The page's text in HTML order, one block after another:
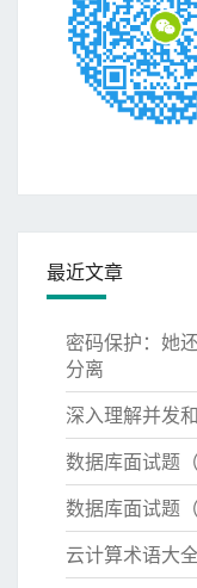
最近文章
密码保护：她
分离
深入理解并发
数据库面试题
数据库面试题
云计算术语大